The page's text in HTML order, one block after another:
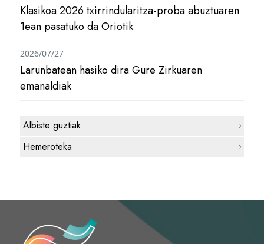
Klasikoa 2026 txirrindularitza-proba abuztuaren
1ean pasatuko da Oriotik
Larunbatean hasiko dira Gure Zirkuaren
emanaldiak
2026/07/27
Albiste guztiak
Hemeroteka